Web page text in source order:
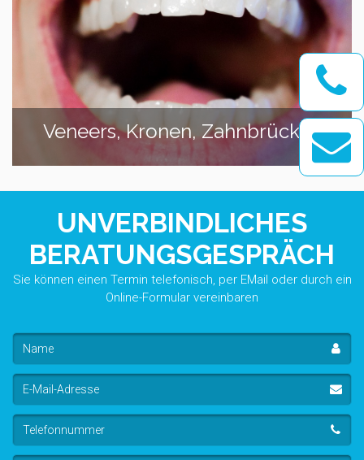
Veneers, Kronen, Zahnbrücken
UNVERBINDLICHES
BERATUNGSGESPRÄCH
Sie können einen Termin telefonisch, per EMail oder durch ein
Online-Formular vereinbaren
Adresse